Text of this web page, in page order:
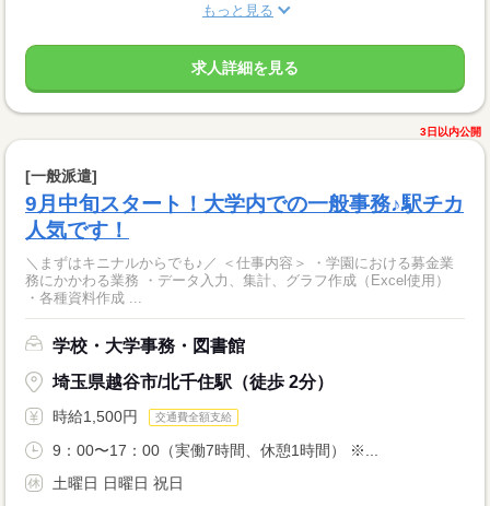
もっと見る
求人詳細を見る
3日以内公開
[一般派遣]
9月中旬スタート！大学内での一般事務♪駅チカ
人気です！
＼まずはキニナルからでも♪／ ＜仕事内容＞ ・学園における募金業
務にかかわる業務 ・データ入力、集計、グラフ作成（Excel使用）
・各種資料作成 ...
学校・大学事務・図書館
埼玉県越谷市/北千住駅（徒歩 2分）
時給1,500円 交通費全額支給
9：00〜17：00（実働7時間、休憩1時間） ※...
土曜日 日曜日 祝日